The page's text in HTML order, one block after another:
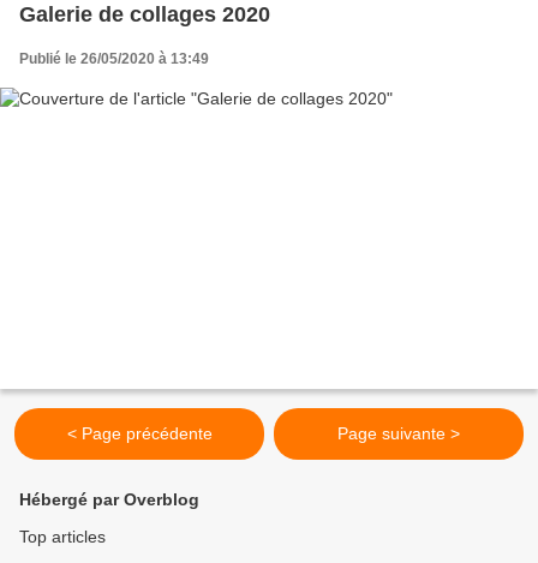
Galerie de collages 2020
Publié le 26/05/2020 à 13:49
< Page précédente Page suivante >
Hébergé par Overblog
Top articles